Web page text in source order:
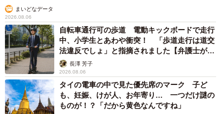
まいどなデータ
2026.08.06
自転車通行可の歩道 電動キックボードで走行
中、小学生とあわや衝突！ 「歩道走行は道交
法違反でしょ」と指摘されました【弁護士が解
説】長澤 芳子
2026.08.06
タイの電車の中で見た優先席のマーク 子ど
も、妊娠、けが人、お年寄り… 一つだけ謎の
ものが！？「だから黄色なんですね」